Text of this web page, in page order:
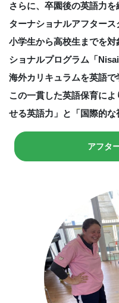
さらに、卒園後の英語力
ターナショナルアフタース
小学生から高校生までを
ショナルプログラム「
海外カリキュラムを英語で
この一貫した英語保育に
せる英語力」と「国際的な
アフタ